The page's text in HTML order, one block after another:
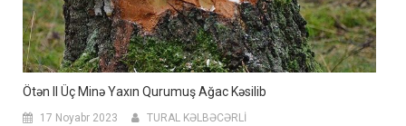
Ötən Il Üç Minə Yaxın Qurumuş Ağac Kəsilib
17 Noyabr 2023 TURAL KƏLBƏCƏRLİ